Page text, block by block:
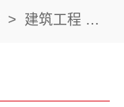
> 建筑工程 >